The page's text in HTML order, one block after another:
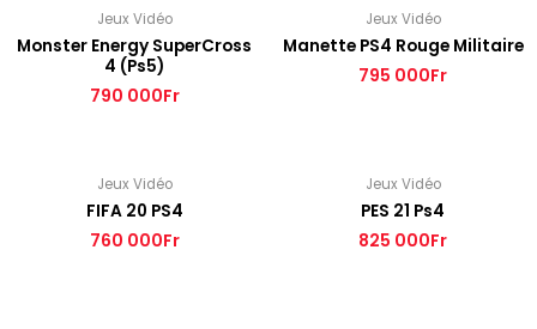
Jeux Vidéo
Monster Energy SuperCross
4 (Ps5)
790 000Fr
Jeux Vidéo
Manette PS4 Rouge Militaire
795 000Fr
Jeux Vidéo
FIFA 20 PS4
760 000Fr
Jeux Vidéo
PES 21 Ps4
825 000Fr